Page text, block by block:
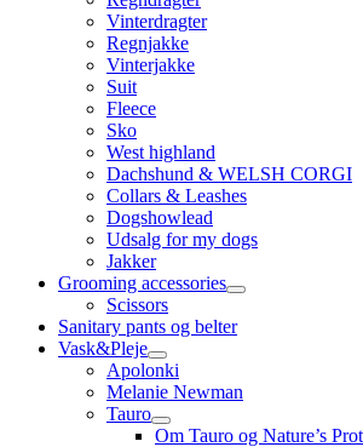
Vinterdragter
Regnjakke
Vinterjakke
Suit
Fleece
Sko
West highland
Dachshund & WELSH CORGI
Collars & Leashes
Dogshowlead
Udsalg for my dogs
Jakker
Grooming accessories
Scissors
Sanitary pants og belter
Vask&Pleje
Apolonki
Melanie Newman
Tauro
Om Tauro og Nature’s